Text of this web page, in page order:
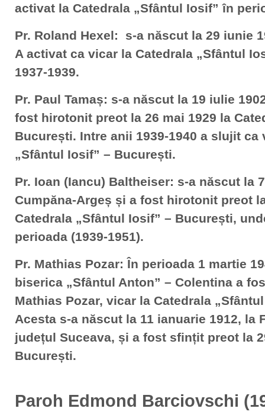
activat la Catedrala „Sfântul Iosif” în
Pr. Roland Hexel: s-a născut la 29 iunie
A activat ca vicar la Catedrala „Sfântul
1937-1939.
Pr. Paul Tamaș: s-a născut la 19 iulie
fost hirotonit preot la 26 mai 1929 la
București. Intre anii 1939-1940 a slujit ca
„Sfântul Iosif” – București.
Pr. Ioan (Iancu) Baltheiser: s-a născut la
Cumpăna-Argeș și a fost hirotonit preot
Catedrala „Sfântul Iosif” – București,
perioada (1939-1951).
Pr. Mathias Pozar: În perioada 1 martie
biserica „Sfântul Anton” – Colentina a
Mathias Pozar, vicar la Catedrala
Acesta s-a născut la 11 ianuarie 1912, la
județul Suceava, și a fost sfințit preot la
București.
Paroh Edmond Barciovschi